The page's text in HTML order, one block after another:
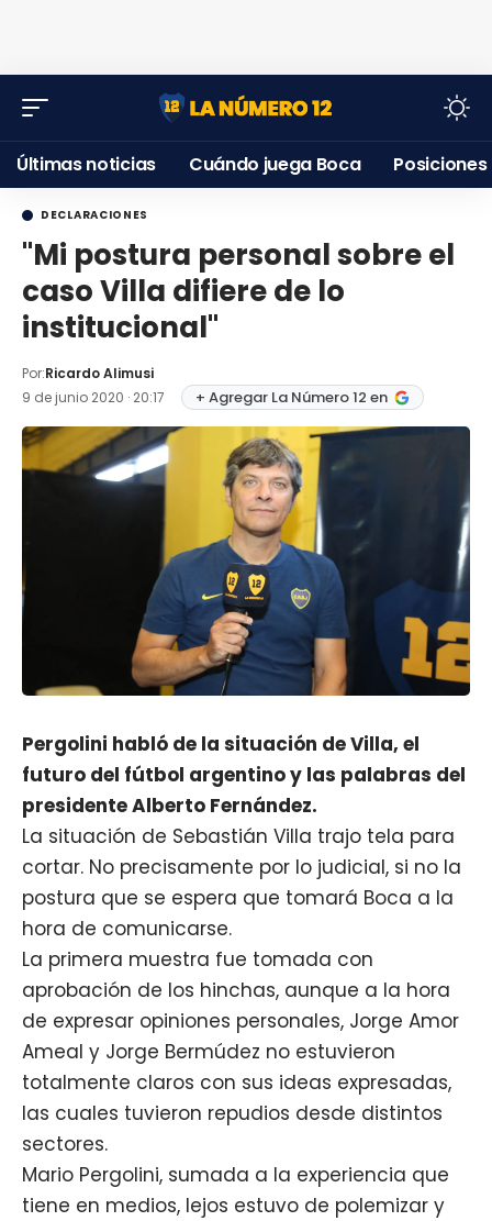
Últimas noticias Cuándo juega Boca Posiciones
DECLARACIONES
"Mi postura personal sobre el
caso Villa difiere de lo
institucional"
Por:Ricardo Alimusi
9 de junio 2020 · 20:17
+ Agregar La Número 12 en
Pergolini habló de la situación de Villa, el
futuro del fútbol argentino y las palabras del
presidente Alberto Fernández.
La situación de Sebastián Villa trajo tela para
cortar. No precisamente por lo judicial, si no la
postura que se espera que tomará Boca a la
hora de comunicarse.
La primera muestra fue tomada con
aprobación de los hinchas, aunque a la hora
de expresar opiniones personales, Jorge Amor
Ameal y Jorge Bermúdez no estuvieron
totalmente claros con sus ideas expresadas,
las cuales tuvieron repudios desde distintos
sectores.
Mario Pergolini, sumada a la experiencia que
tiene en medios, lejos estuvo de polemizar y